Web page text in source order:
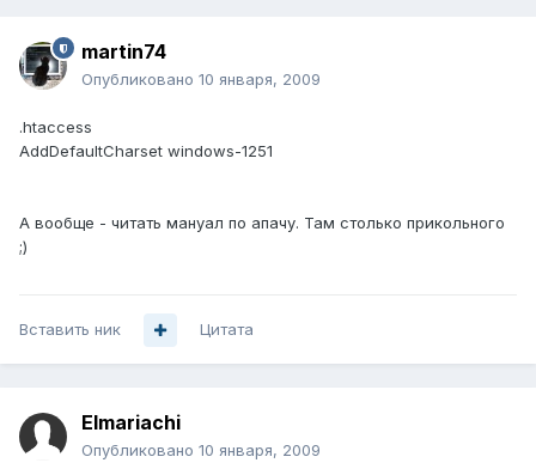
martin74
Опубликовано 10 января, 2009
.htaccess
AddDefaultCharset windows-1251
А вообще - читать мануал по апачу. Там столько прикольного
;)
Вставить ник Цитата
Elmariachi
Опубликовано 10 января, 2009